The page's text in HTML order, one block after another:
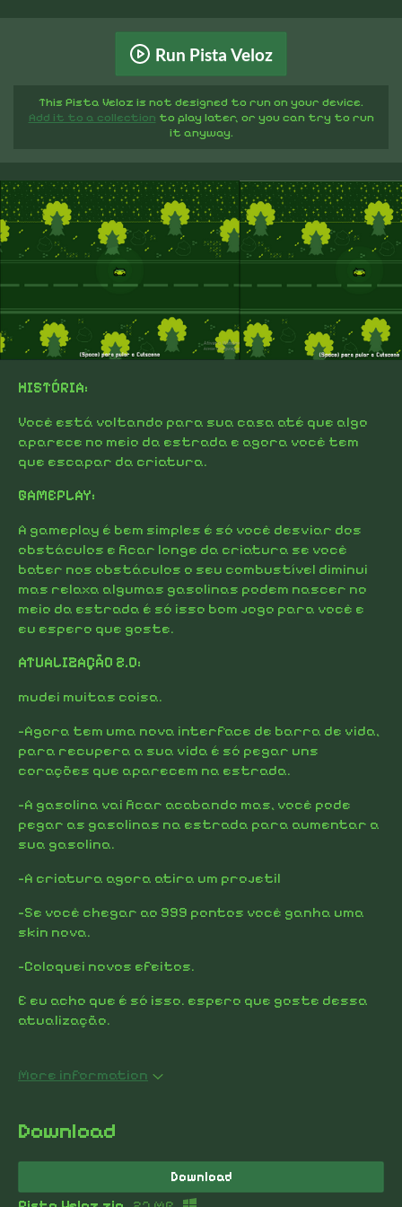
Run Pista Veloz
This Pista Veloz is not designed to run on your device.
Add it to a collection to play later, or you can try to run
it anyway.
HISTÓRIA:
Você está voltando para sua casa até que algo
aparece no meio da estrada e agora você tem
que escapar da criatura.
GAMEPLAY:
A gameplay é bem simples é só você desviar dos
obstáculos e ficar longe da criatura se você
bater nos obstáculos o seu combustível diminui
mas relaxa algumas gasolinas podem nascer no
meio da estrada é só isso bom jogo para você e
eu espero que goste.
ATUALIZAÇÃO 2.0:
mudei muitas coisa.
-Agora tem uma nova interface de barra de vida,
para recupera a sua vida é só pegar uns
corações que aparecem na estrada.
-A gasolina vai ficar acabando mas, você pode
pegar as gasolinas na estrada para aumentar a
sua gasolina.
-A criatura agora atira um projetil
-Se você chegar ao 999 pontos você ganha uma
skin nova.
-Coloquei novos efeitos.
E eu acho que é só isso. espero que goste dessa
atualização.
More information
Download
Download